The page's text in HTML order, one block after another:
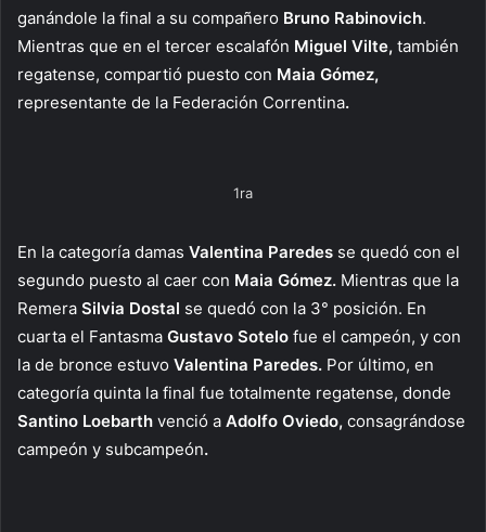
ganándole la final a su compañero Bruno Rabinovich.
Mientras que en el tercer escalafón Miguel Vilte, también
regatense, compartió puesto con Maia Gómez,
representante de la Federación Correntina.
1ra
En la categoría damas Valentina Paredes se quedó con el
segundo puesto al caer con Maia Gómez. Mientras que la
Remera Silvia Dostal se quedó con la 3° posición. En
cuarta el Fantasma Gustavo Sotelo fue el campeón, y con
la de bronce estuvo Valentina Paredes. Por último, en
categoría quinta la final fue totalmente regatense, donde
Santino Loebarth venció a Adolfo Oviedo, consagrándose
campeón y subcampeón.